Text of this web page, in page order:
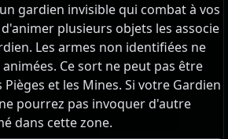
gardien invisible qui combat à vos
plusieurs objets les associe
Les armes non identifiées ne
Ce sort ne peut pas être
et les Mines. Si votre Gardien
pourrez pas invoquer d'autre
dans cette zone.